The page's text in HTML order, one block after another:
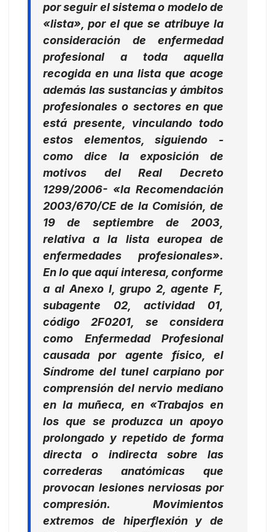
por seguir el sistema o modelo de
«lista», por el que se atribuye la
consideración de enfermedad
profesional a toda aquella
recogida en una lista que acoge
además las sustancias y ámbitos
profesionales o sectores en que
está presente, vinculando todo
estos elementos, siguiendo -
como dice la exposición de
motivos del Real Decreto
1299/2006- «la Recomendación
2003/670/CE de la Comisión, de
19 de septiembre de 2003,
relativa a la lista europea de
enfermedades profesionales».
En lo que aquí interesa, conforme
a al Anexo I, grupo 2, agente F,
subagente 02, actividad 01,
código 2F0201, se considera
como Enfermedad Profesional
causada por agente físico, el
Síndrome del tunel carpiano por
comprensión del nervio mediano
en la muñeca, en «Trabajos en
los que se produzca un apoyo
prolongado y repetido de forma
directa o indirecta sobre las
correderas anatómicas que
provocan lesiones nerviosas por
compresión. Movimientos
extremos de hiperflexión y de